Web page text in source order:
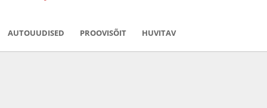
AUTOUUDISED PROOVISÕIT HUVITAV